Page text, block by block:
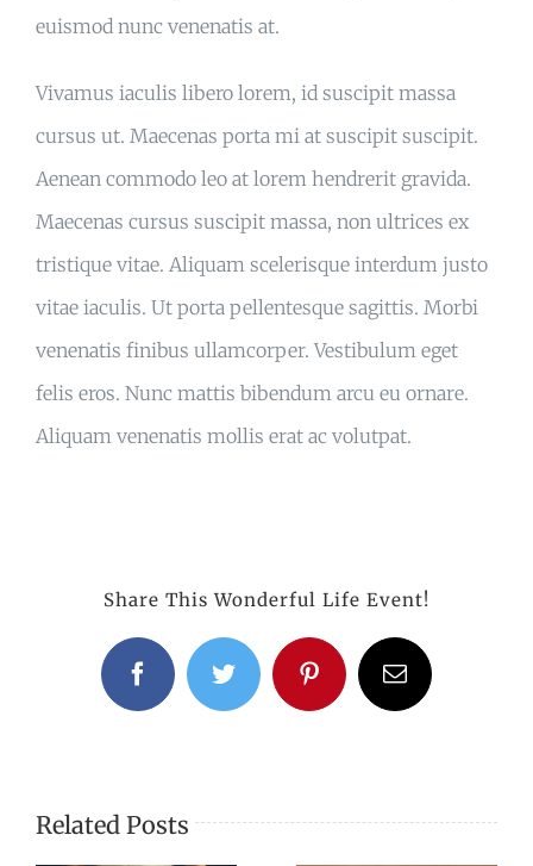
euismod nunc venenatis at.
Vivamus iaculis libero lorem, id suscipit massa
cursus ut. Maecenas porta mi at suscipit suscipit.
Aenean commodo leo at lorem hendrerit gravida.
Maecenas cursus suscipit massa, non ultrices ex
tristique vitae. Aliquam scelerisque interdum justo
vitae iaculis. Ut porta pellentesque sagittis. Morbi
venenatis finibus ullamcorper. Vestibulum eget
felis eros. Nunc mattis bibendum arcu eu ornare.
Aliquam venenatis mollis erat ac volutpat.
Share This Wonderful Life Event!
FacebookTwitter PinterestEmail
Related Posts